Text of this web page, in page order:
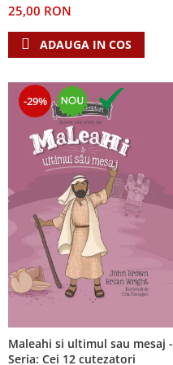
Teologie
A doua venire
Dogmatica
Istoria Bisericii
Misiune
Viata crestina
Contemporaneitate
Devotional
Diverse
Lupta Spirituala
Schimbarea caracterului
Slujire
Suferinta
Viata din belsug
Viata de zi cu zi
25,00 RON
ADAUGA IN COS
-29%
Maleahi si ultimul sau mesaj -
Seria: Cei 12 cutezatori